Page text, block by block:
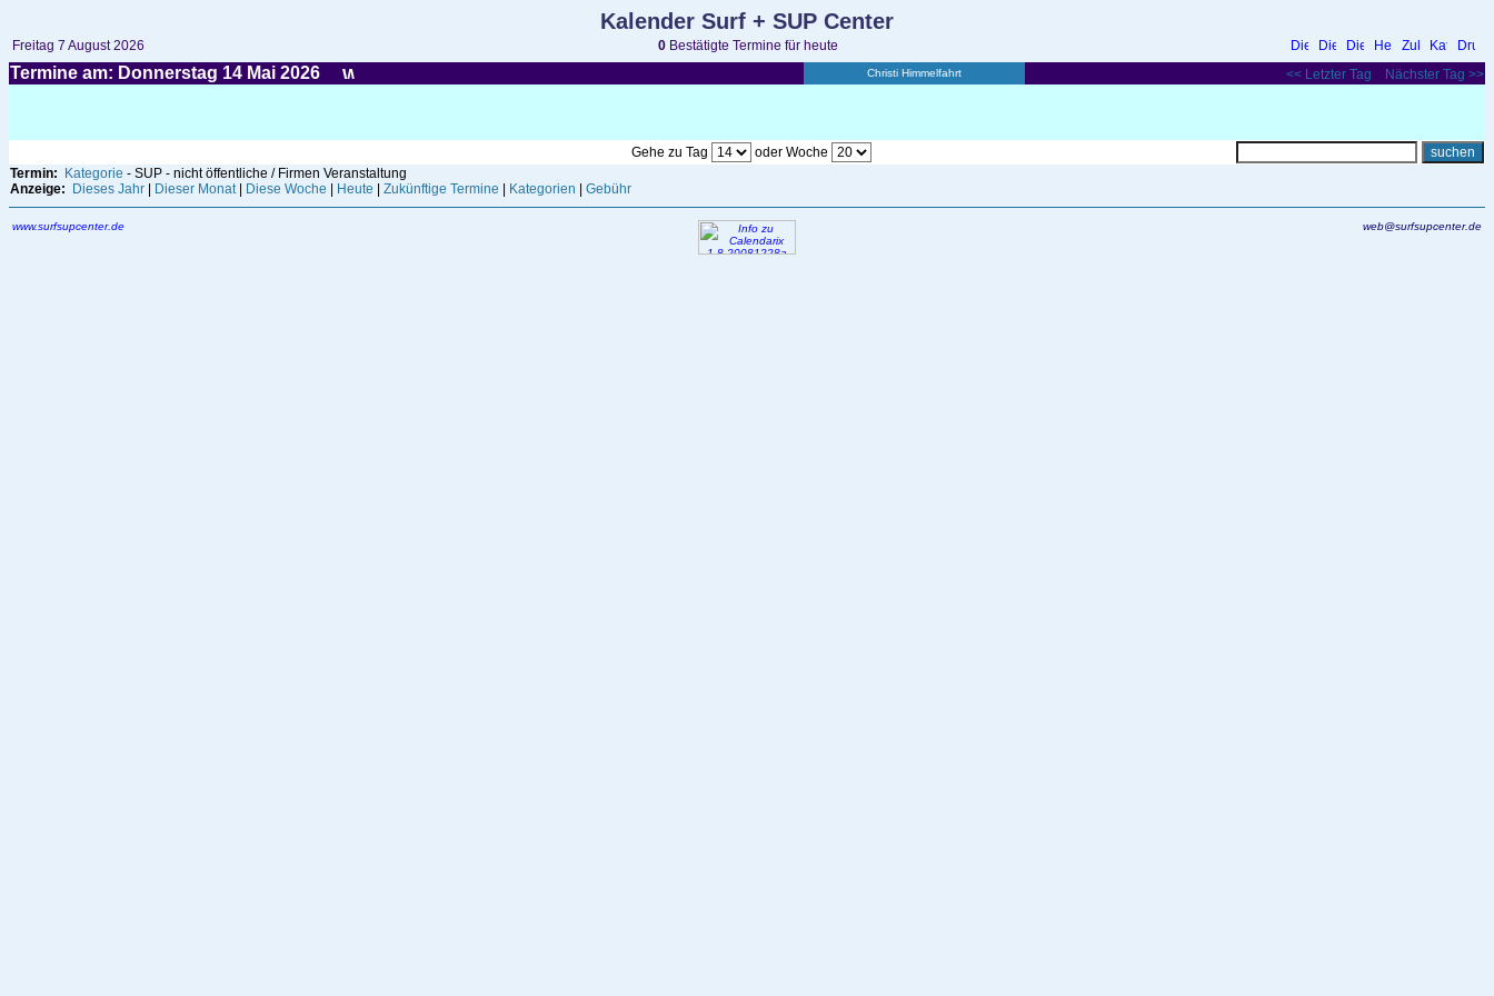
Kalender Surf + SUP Center
Freitag 7 August 2026 0Bestätigte Termine für heute
Termine am: Donnerstag 14 Mai 2026 Christi Himmelfahrt << Letzter Tag Nächster Tag >>
Gehe zu Tag
oder Woche
Termin:
Kategorie - SUP - nicht öffentliche / Firmen Veranstaltung
Anzeige:
Dieses Jahr Dieser Monat| Diese Woche Heute Zukünftige Termine Kategorien Gebühr
www.surfsupcenter.de web@surfsupcenter.de